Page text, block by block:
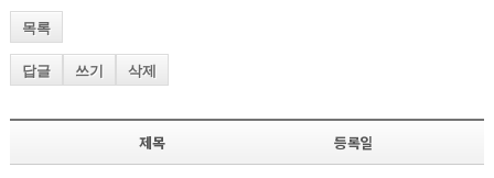
목록
답글 쓰기 삭제
제목 등록일